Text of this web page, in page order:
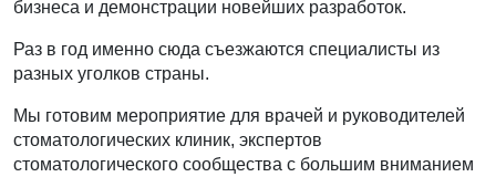
бизнеса и демонстрации новейших разработок.
Раз в год именно сюда съезжаются специалисты из
разных уголков страны.
Мы готовим мероприятие для врачей и руководителей
стоматологических клиник, экспертов
стоматологического сообщества с большим вниманием